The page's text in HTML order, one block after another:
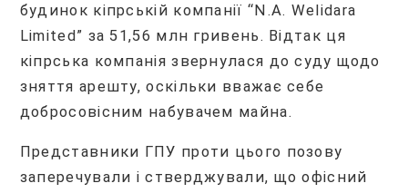
будинок кіпрській компанії “N.A. Welidara
Limited” за 51,56 млн гривень. Відтак ця
кіпрська компанія звернулася до суду щодо
зняття арешту, оскільки вважає себе
добросовісним набувачем майна.
Представники ГПУ проти цього позову
заперечували і стверджували, що офісний